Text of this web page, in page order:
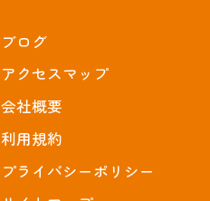
ブログ
アクセスマップ
会社概要
利用規約
プライバシーポリシー